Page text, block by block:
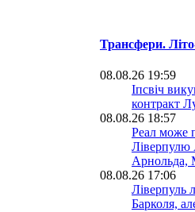
Трансфери.
08.08.26 19:59
Іпсвіч
контракт
08.08.26 18:57
Реал може
Ліверпулю
Арнольда,
08.08.26 17:06
Ліверпуль
Барколя,